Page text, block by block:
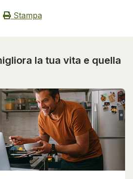
Stampa
la tua vita e quella